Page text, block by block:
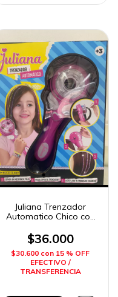
Juliana Trenzador
Automatico Chico con
Sisfriends
$36.000
$30.600 con 15 % OFF
EFECTIVO /
TRANSFERENCIA